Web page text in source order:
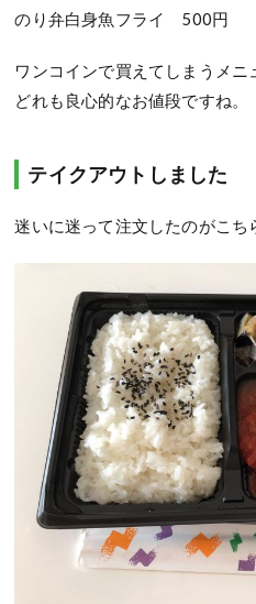
のり弁白身魚フライ 500円
ワンコインで買えてしまうメニ
どれも良心的なお値段ですね。
テイクアウトしました
迷いに迷って注文したのがこち